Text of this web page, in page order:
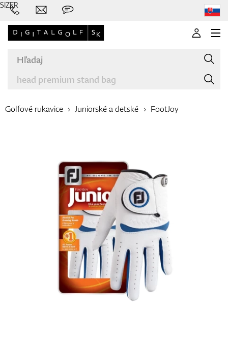
Palice
Oblečenie
Topánky
Golfové rukavice Juniorské a detské FootJoy
SIZER